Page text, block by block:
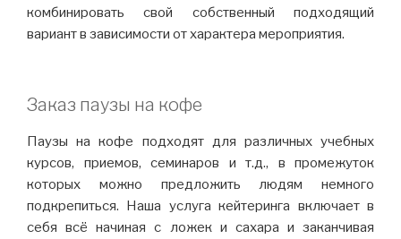
комбинировать свой собственный подходящий
вариант в зависимости от характера мероприятия.
Заказ паузы на кофе
Паузы на кофе подходят для различных учебных
курсов, приемов, семинаров и т.д., в промежуток
которых можно предложить людям немного
подкрепиться. Наша услуга кейтеринга включает в
себя всё начиная с ложек и сахара и заканчивая